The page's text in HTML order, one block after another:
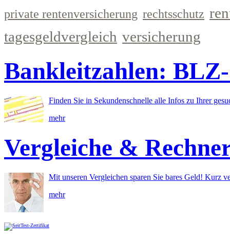
private rentenversicherung rechtsschutz
tagesgeldvergleich versicherung
Bankleitzahlen: BLZ-
Finden Sie in Sekundenschnelle alle Infos zu Ihrer
mehr
Vergleiche &
Mit unseren Vergleichen sparen Sie bares Geld! Kurz
mehr